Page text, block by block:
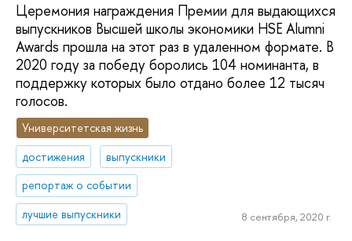
Церемония награждения Премии для выдающихся
выпускников Высшей школы экономики HSE Alumni
Awards прошла на этот раз в удаленном формате. В
2020 году за победу боролись 104 номинанта, в
поддержку которых было отдано более 12 тысяч
голосов.
Университетская жизнь
достижения
выпускники
репортаж о событии
лучшие выпускники
8 сентября, 2020 г.